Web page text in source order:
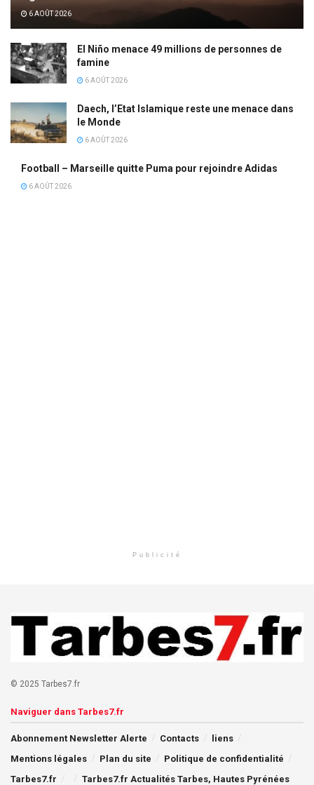
6 AOÛT 2026
El Niño menace 49 millions de personnes de
famine
6 AOÛT 2026
Daech, l’Etat Islamique reste une menace dans
le Monde
6 AOÛT 2026
Football – Marseille quitte Puma pour rejoindre Adidas
6 AOÛT 2026
Publicité
© 2025 Tarbes7.fr
Naviguer dans Tarbes7.fr
Abonnement Newsletter Alerte Contacts
liens
Mentions légales
Plan du site
Politique de confidentialité
Tarbes7.fr
Tarbes7.fr Actualités Tarbes, Hautes Pyrénées